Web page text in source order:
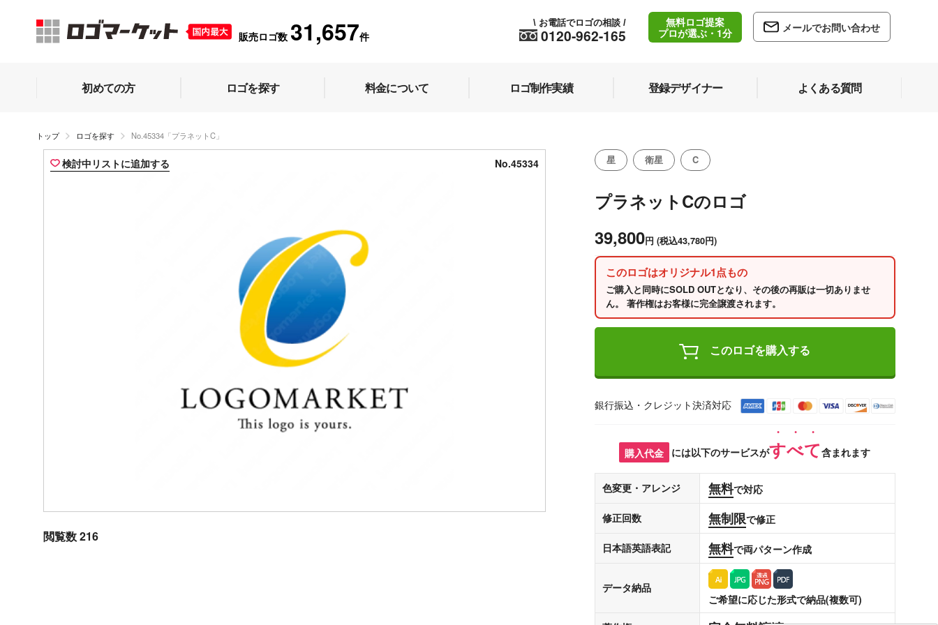
販売ロゴ数 31,657件 0120-962-165
\ お電話でロゴの相談 /
無料ロゴ提案
プロが選ぶ・1分
メールでお問い合わせ
初めての方 ロゴを探す 料金について ロゴ制作実績 登録デザイナー よくある質問
トップ ロゴを探す No.45334「プラネットC」
検討中リストに追加する No.45334
閲覧数 216
星 衛星 C
プラネットCのロゴ
39,800円 (税込43,780円)
このロゴはオリジナル1点もの
ご購入と同時にSOLD OUTとなり、その後の再販は一切ありませ
ん。 著作権はお客様に完全譲渡されます。
このロゴを購入する
銀行振込・クレジット決済対応
購入代金 には以下のサービスがすべて含まれます
色変更・アレンジ 無料で対応
修正回数 無制限で修正
日本語英語表記 無料で両パターン作成
データ納品
ご希望に応じた形式で納品(複数可)